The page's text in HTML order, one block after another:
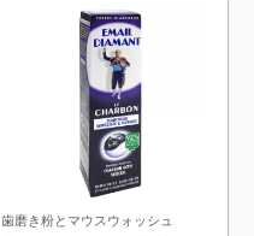
歯磨き粉とマウスウォッシュ